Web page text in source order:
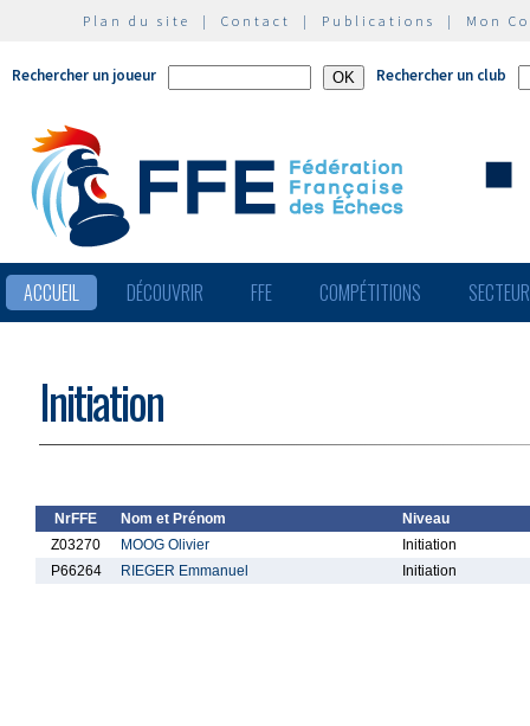
Plan du site | Contact | Publications | Mon
Rechercher un joueur Rechercher un club
ACCUEIL DÉCOUVRIR FFE COMPÉTITIONS
Initiation
NrFFE Nom et Prénom
Niveau
Z03270
MOOG Olivier
Initiation
P66264
RIEGER Emmanuel Initiation